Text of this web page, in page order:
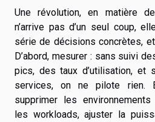
Une révolution, en matière
n’arrive pas d’un seul coup,
série de décisions concrètes,
D’abord, mesurer : sans suivi
pics, des taux d’utilisation, et
services, on ne pilote rien.
supprimer les
les workloads, ajuster la